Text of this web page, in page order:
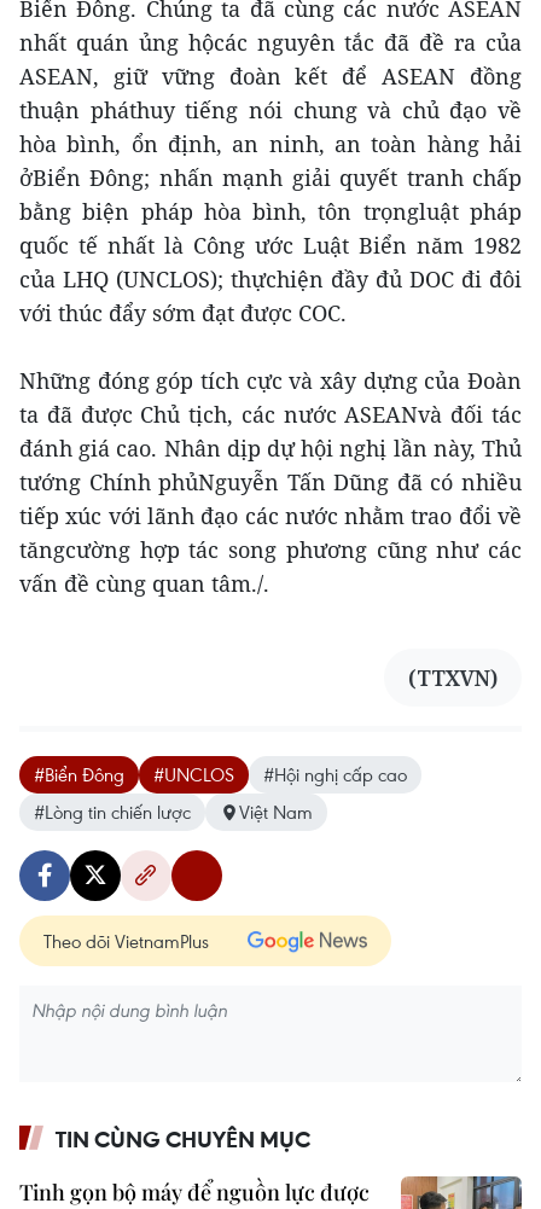
Biển Đông. Chúng ta đã cùng các nước ASEAN
nhất quán ủng hộcác nguyên tắc đã đề ra của
ASEAN, giữ vững đoàn kết để ASEAN đồng
thuận pháthuy tiếng nói chung và chủ đạo về
hòa bình, ổn định, an ninh, an toàn hàng hải
ởBiển Đông; nhấn mạnh giải quyết tranh chấp
bằng biện pháp hòa bình, tôn trọngluật pháp
quốc tế nhất là Công ước Luật Biển năm 1982
của LHQ (UNCLOS); thựchiện đầy đủ DOC đi đôi
với thúc đẩy sớm đạt được COC.
Những đóng góp tích cực và xây dựng của Đoàn
ta đã được Chủ tịch, các nước ASEANvà đối tác
đánh giá cao. Nhân dịp dự hội nghị lần này, Thủ
tướng Chính phủNguyễn Tấn Dũng đã có nhiều
tiếp xúc với lãnh đạo các nước nhằm trao đổi về
tăngcường hợp tác song phương cũng như các
vấn đề cùng quan tâm./.
(TTXVN)
#Biển Đông #UNCLOS
#Hội nghị cấp cao
#Lòng tin chiến lược
Việt Nam
Theo dõi VietnamPlus
TIN CÙNG CHUYÊN MỤC
Tinh gọn bộ máy để nguồn lực được